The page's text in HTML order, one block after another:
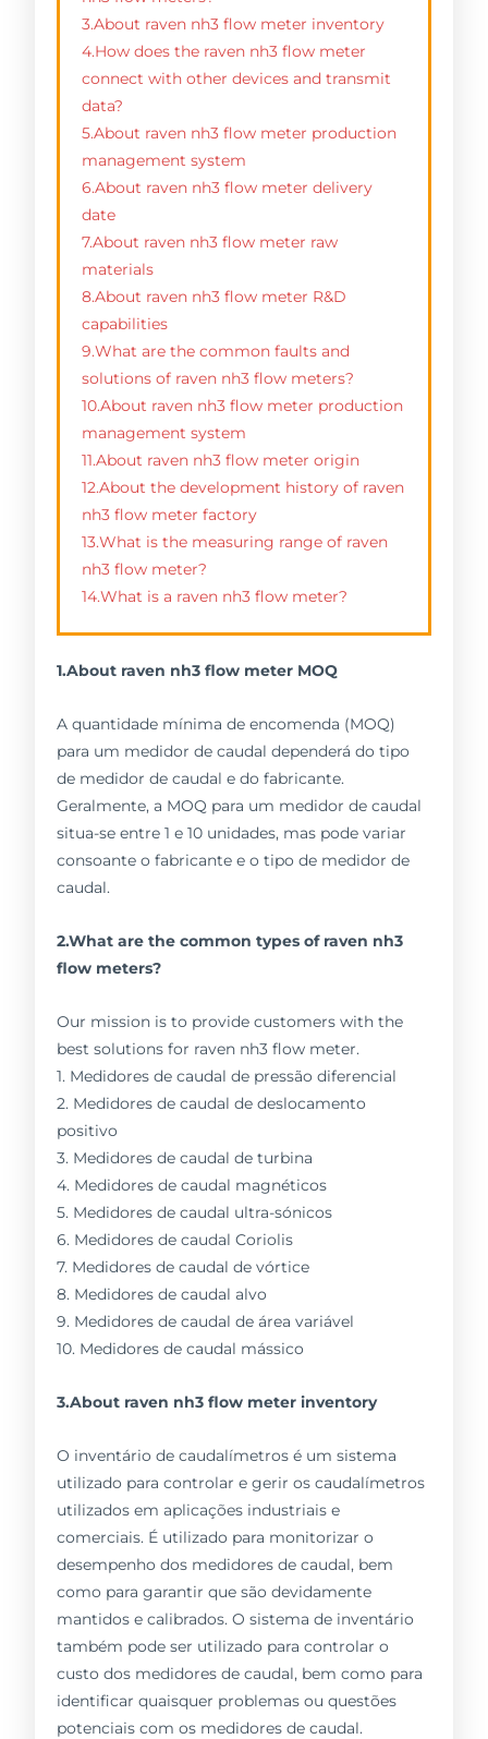
3.About raven nh3 flow meter inventory
4.How does the raven nh3 flow meter
connect with other devices and transmit
data?
5.About raven nh3 flow meter production
management system
6.About raven nh3 flow meter delivery
date
7.About raven nh3 flow meter raw
materials
8.About raven nh3 flow meter R&D
capabilities
9.What are the common faults and
solutions of raven nh3 flow meters?
10.About raven nh3 flow meter production
management system
11.About raven nh3 flow meter origin
12.About the development history of raven
nh3 flow meter factory
13.What is the measuring range of raven
nh3 flow meter?
14.What is a raven nh3 flow meter?
1.About raven nh3 flow meter MOQ
A quantidade mínima de encomenda (MOQ)
para um medidor de caudal dependerá do tipo
de medidor de caudal e do fabricante.
Geralmente, a MOQ para um medidor de caudal
situa-se entre 1 e 10 unidades, mas pode variar
consoante o fabricante e o tipo de medidor de
caudal.
2.What are the common types of raven nh3
flow meters?
Our mission is to provide customers with the
best solutions for raven nh3 flow meter.
1. Medidores de caudal de pressão diferencial
2. Medidores de caudal de deslocamento
positivo
3. Medidores de caudal de turbina
4. Medidores de caudal magnéticos
5. Medidores de caudal ultra-sónicos
6. Medidores de caudal Coriolis
7. Medidores de caudal de vórtice
8. Medidores de caudal alvo
9. Medidores de caudal de área variável
10. Medidores de caudal mássico
3.About raven nh3 flow meter inventory
O inventário de caudalímetros é um sistema
utilizado para controlar e gerir os caudalímetros
utilizados em aplicações industriais e
comerciais. É utilizado para monitorizar o
desempenho dos medidores de caudal, bem
como para garantir que são devidamente
mantidos e calibrados. O sistema de inventário
também pode ser utilizado para controlar o
custo dos medidores de caudal, bem como para
identificar quaisquer problemas ou questões
potenciais com os medidores de caudal.